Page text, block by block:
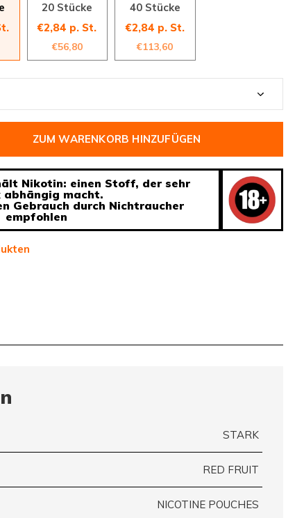
20 Stücke
€2,84 p. St.
€56,80
40 Stücke
€2,84 p. St.
€113,60
ZUM WARENKORB HINZUFÜGEN
Nikotin: einen Stoff, der sehr
macht.
Gebrauch durch Nichtraucher
empfohlen
STARK
RED FRUIT
NICOTINE POUCHES